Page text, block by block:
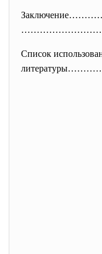
……
Список